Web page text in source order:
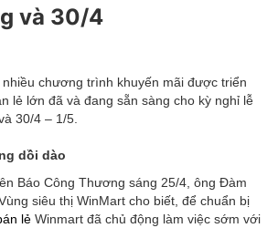
và 30/4
chương trình khuyến mãi được triển
lẻ lớn đã và đang sẵn sàng cho kỳ nghỉ lễ
30/4 – 1/5.
dồi dào
Báo Công Thương sáng 25/4, ông Đàm
siêu thị WinMart cho biết, để chuẩn bị
lẻ Winmart đã chủ động làm việc sớm với